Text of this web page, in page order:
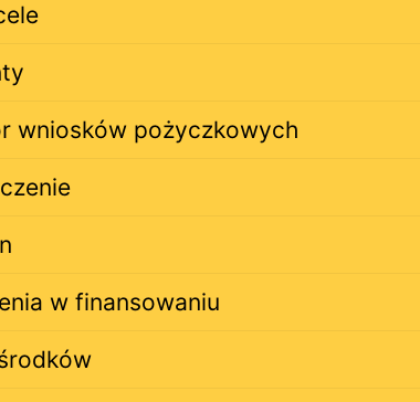
wniosków pożyczkowych
w finansowaniu